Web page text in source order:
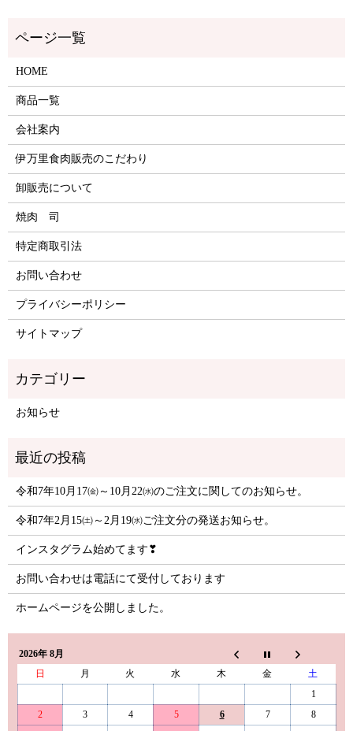
HOME
商品一覧
会社案内
伊万里食肉販売のこだわり
卸販売について
焼肉 司
特定商取引法
お問い合わせ
プライバシーポリシー
サイトマップ
お知らせ
令和7年10月17㈮～10月22㈬のご注文に関してのお知らせ。
令和7年2月15㈯～2月19㈬ご注文分の発送お知らせ。
インスタグラム始めてます❣
お問い合わせは電話にて受付しております
ホームページを公開しました。
2026年 8月
日
月 火 水 木 金
土
1
2
3 4 5 6 7
8